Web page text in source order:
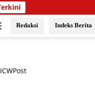
Redaksi Indeks Berita